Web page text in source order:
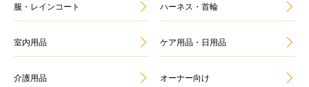
服・レインコート ハーネス・首輪
室内用品 ケア用品・日用品
介護用品 オーナー向け